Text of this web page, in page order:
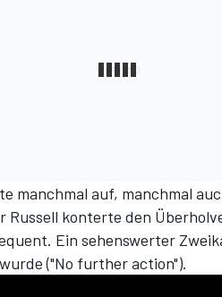
manchmal auf, manchmal
konterte den
Ein sehenswerter
("No further action").